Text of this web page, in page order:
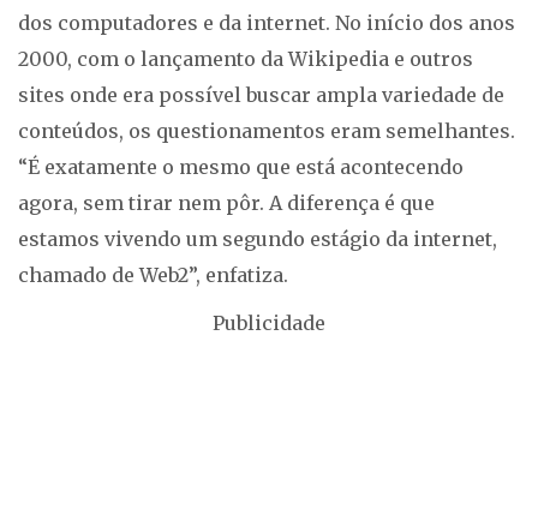
dos computadores e da internet. No início dos anos
2000, com o lançamento da Wikipedia e outros
sites onde era possível buscar ampla variedade de
conteúdos, os questionamentos eram semelhantes.
“É exatamente o mesmo que está acontecendo
agora, sem tirar nem pôr. A diferença é que
estamos vivendo um segundo estágio da internet,
chamado de Web2”, enfatiza.
Publicidade